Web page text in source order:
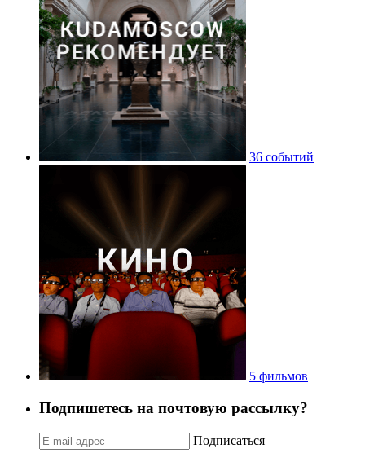
36 событий
5 фильмов
Подпишетесь на почтовую рассылку?
Подписаться